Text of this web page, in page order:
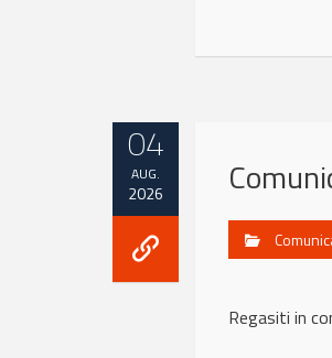
04
AUG.
2026
Regasiti in